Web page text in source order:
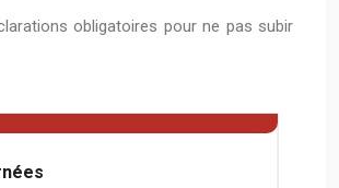
obligatoires pour ne pas subir